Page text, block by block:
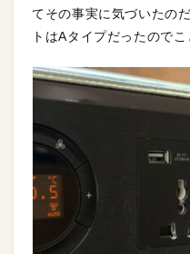
てその事実に気づいたの
トはAタイプだったのでこ